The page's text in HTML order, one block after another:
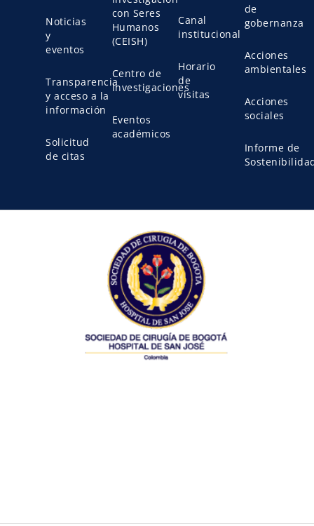
Noticias
y
eventos
Transparencia
y acceso a la
información
Solicitud
de citas
con Seres
Humanos
(CEISH)
Centro de
Investigaciones
Eventos
académicos
Canal
institucional
Horario
de
visitas
de
gobernanza
Acciones
ambientales
Acciones
sociales
Informe de